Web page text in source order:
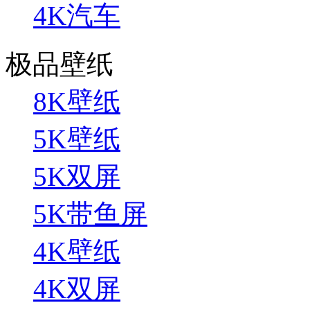
4K汽车
极品壁纸
8K壁纸
5K壁纸
5K双屏
5K带鱼屏
4K壁纸
4K双屏